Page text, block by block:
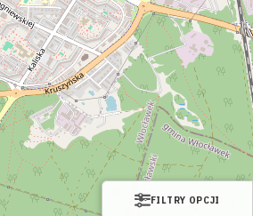
FILTRY OPCJI